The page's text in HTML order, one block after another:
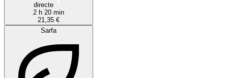
directe
2 h 20 min
21,35 €
Sarfa